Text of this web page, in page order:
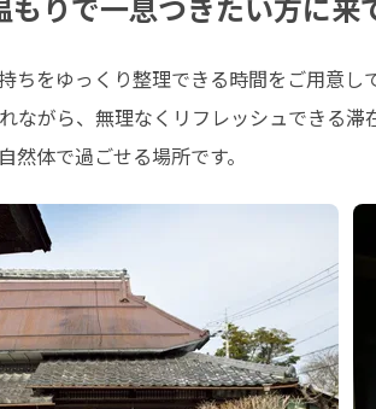
ちをゆっくり整理できる時間をご用意し
ながら、無理なくリフレッシュできる滞
然体で過ごせる場所です。